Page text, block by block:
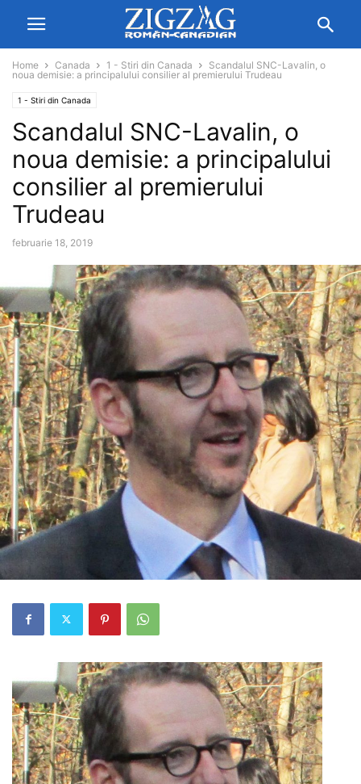
Home Canada 1 - Stiri din Canada
Scandalul SNC-Lavalin, o
noua demisie: a principalului consilier al premierului Trudeau
1 - Stiri din Canada
Scandalul SNC-Lavalin, o
noua demisie: a principalului
consilier al premierului
Trudeau
februarie 18, 2019